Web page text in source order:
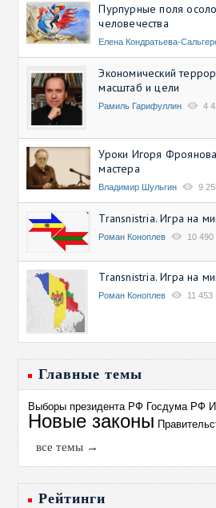
Пурпурные поля
человечества
Елена Кондратьева-
Экономический
масштаб и цели
Рамиль Гарифуллин 4
Уроки Игоря
мастера
Владимир Шульгин 9
Transnistria. Игра на
Роман Коноплев 10 490
Transnistria. Игра на
Роман Коноплев 11 453
Главные темы
Выборы президента РФ Госдума РФ
Новые законы
все темы →
Рейтинги